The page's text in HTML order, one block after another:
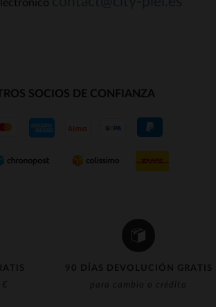
90 DÍAS DEVOLUCIÓN GRATIS
para cambio o crédito
SOCIOS DE CONFIANZA